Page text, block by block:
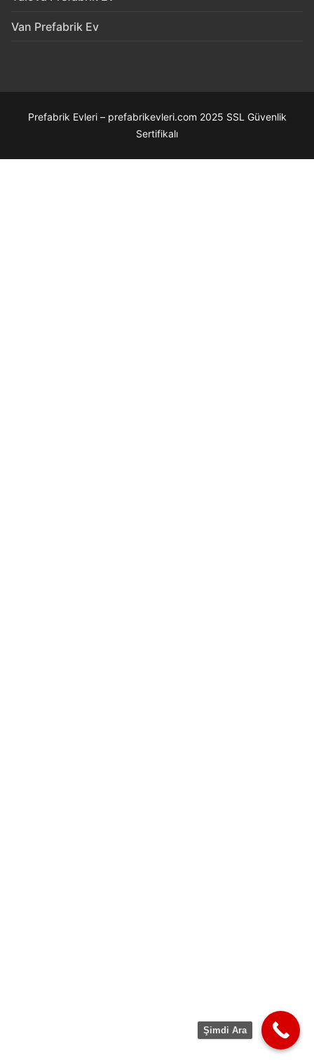
Van Prefabrik Ev
Prefabrik Evleri – prefabrikevleri.com 2025 SSL Güvenlik
Sertifikalı
Şimdi Ara